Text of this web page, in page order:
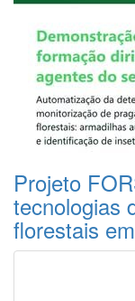
Projeto
tecnologias
florestais